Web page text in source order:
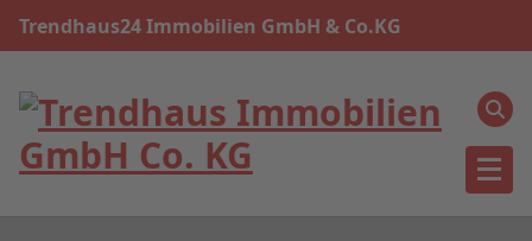
Trendhaus24 Immobilien GmbH & Co.KG